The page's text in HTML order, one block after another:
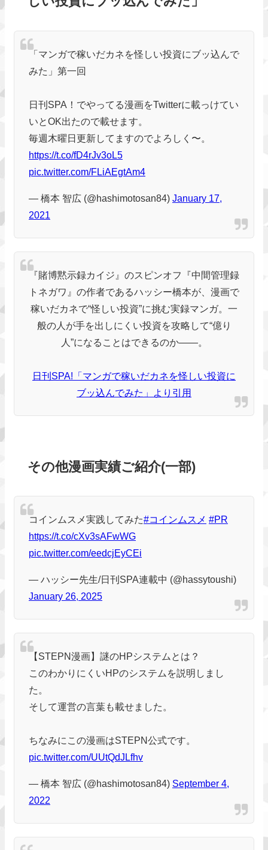
「マンガで稼いだカネを怪しい投資にブッ込んで
みた」第一回
日刊SPA！でやってる漫画をTwitterに載っけてい
いとOK出たので載せます。
毎週木曜日更新してますのでよろしく〜。
https://t.co/fD4rJv3oL5
pic.twitter.com/FLiAEgtAm4
— 橋本 智広 (@hashimotosan84) January 17,
2021
『賭博黙示録カイジ』のスピンオフ『中間管理録
トネガワ』の作者であるハッシー橋本が、漫画で
稼いだカネで“怪しい投資”に挑む実録マンガ。一
般の人が手を出しにくい投資を攻略して“億り
人”になることはできるのか——。
日刊SPA!「マンガで稼いだカネを怪しい投資に
ブッ込んでみた」より引用
その他漫画実績ご紹介(一部)
コインムスメ実践してみた#コインムスメ #PR
https://t.co/cXv3sAFwWG
pic.twitter.com/eedcjEyCEi
— ハッシー先生/日刊SPA連載中 (@hassytoushi)
January 26, 2025
【STEPN漫画】謎のHPシステムとは？
このわかりにくいHPのシステムを説明しまし
た。
そして運営の言葉も載せました。
ちなみにこの漫画はSTEPN公式です。
pic.twitter.com/UUtQdJLfhv
— 橋本 智広 (@hashimotosan84) September 4,
2022